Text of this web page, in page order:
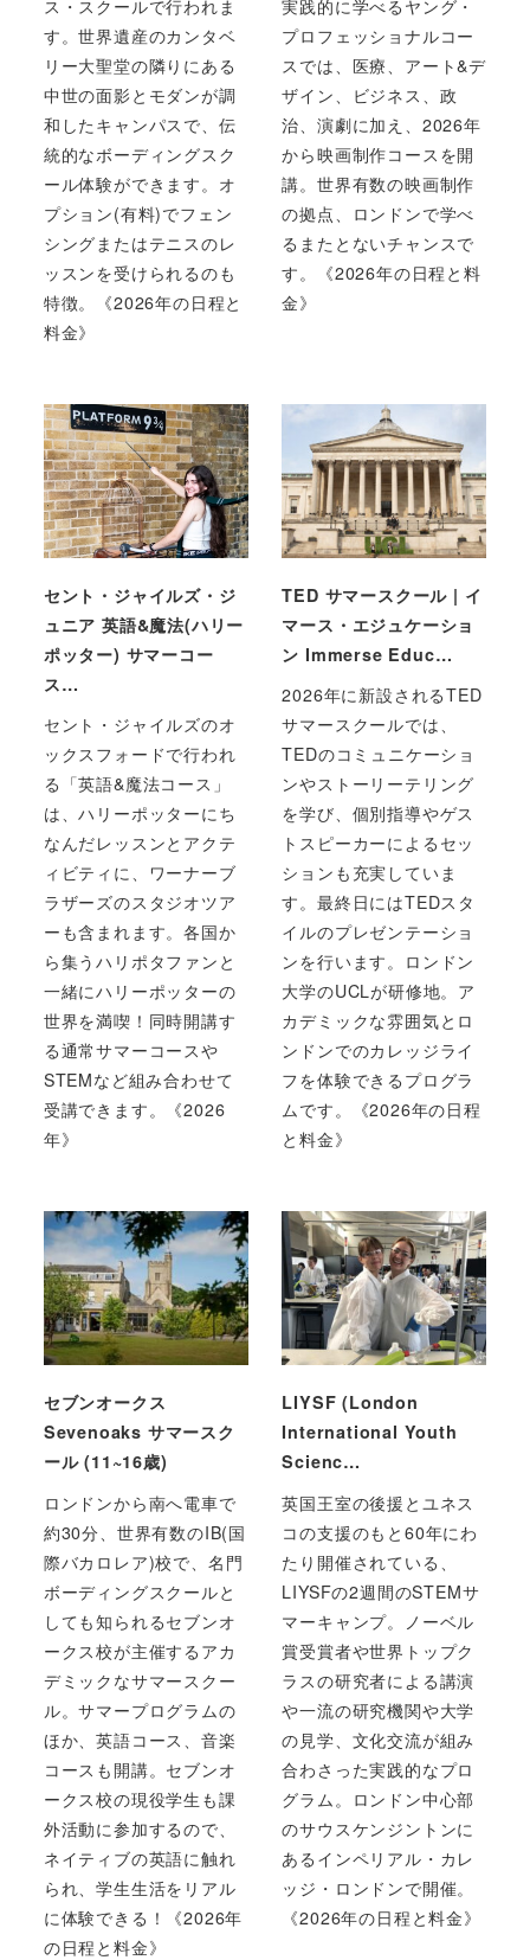
ス・スクールで行われま
す。世界遺産のカンタベ
リー大聖堂の隣りにある
中世の面影とモダンが調
和したキャンパスで、伝
統的なボーディングスク
ール体験ができます。オ
プション(有料)でフェン
シングまたはテニスのレ
ッスンを受けられるのも
特徴。《2026年の日程と
料金》
実践的に学べるヤング・
プロフェッショナルコー
スでは、医療、アート&デ
ザイン、ビジネス、政
治、演劇に加え、2026年
から映画制作コースを開
講。世界有数の映画制作
の拠点、ロンドンで学べ
るまたとないチャンスで
す。《2026年の日程と料
金》
セント・ジャイルズ・ジ
ュニア 英語&魔法(ハリー
ポッター) サマーコー
ス…
セント・ジャイルズのオ
ックスフォードで行われ
る「英語&魔法コース」
は、ハリーポッターにち
なんだレッスンとアクテ
ィビティに、ワーナーブ
ラザーズのスタジオツア
ーも含まれます。各国か
ら集うハリポタファンと
一緒にハリーポッターの
世界を満喫！同時開講す
る通常サマーコースや
STEMなど組み合わせて
受講できます。《2026
年》
TED サマースクール | イ
マース・エジュケーショ
ン Immerse Educ…
2026年に新設されるTED
サマースクールでは、
TEDのコミュニケーショ
ンやストーリーテリング
を学び、個別指導やゲス
トスピーカーによるセッ
ションも充実していま
す。最終日にはTEDスタ
イルのプレゼンテーショ
ンを行います。ロンドン
大学のUCLが研修地。ア
カデミックな雰囲気とロ
ンドンでのカレッジライ
フを体験できるプログラ
ムです。《2026年の日程
と料金》
セブンオークス
Sevenoaks サマースク
ール (11~16歳)
ロンドンから南へ電車で
約30分、世界有数のIB(国
際バカロレア)校で、名門
ボーディングスクールと
しても知られるセブンオ
ークス校が主催するアカ
デミックなサマースクー
ル。サマープログラムの
ほか、英語コース、音楽
コースも開講。セブンオ
ークス校の現役学生も課
外活動に参加するので、
ネイティブの英語に触れ
られ、学生生活をリアル
に体験できる！《2026年
の日程と料金》
LIYSF (London
International Youth
Scienc…
英国王室の後援とユネス
コの支援のもと60年にわ
たり開催されている、
LIYSFの2週間のSTEMサ
マーキャンプ。ノーベル
賞受賞者や世界トップク
ラスの研究者による講演
や一流の研究機関や大学
の見学、文化交流が組み
合わさった実践的なプロ
グラム。ロンドン中心部
のサウスケンジントンに
あるインペリアル・カレ
ッジ・ロンドンで開催。
《2026年の日程と料金》